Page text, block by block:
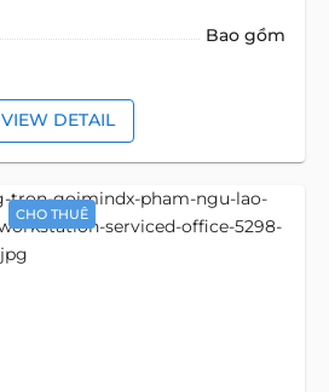
Bao gồm
VIEW DETAIL
CHO THUÊ